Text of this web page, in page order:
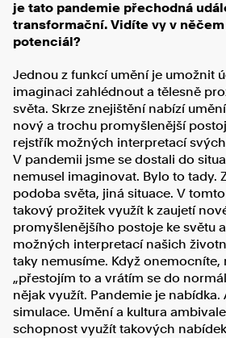
je tato pandemie přechodná
transformační. Vidíte vy v
potenciál?
Jednou z funkcí umění je umožnit
imaginaci zahlédnout a tělesně
světa. Skrze znejištění nabízí
nový a trochu promyšlenější
rejstřík možných interpretací
V pandemii jsme se dostali do
nemusel imaginovat. Bylo to tady.
podoba světa, jiná situace. V
takový prožitek využít k zaujetí
promyšlenějšího postoje ke světu
možných interpretací našich
taky nemusíme. Když onemocníte,
„přestojím to a vrátím se do
nějak využít. Pandemie je
simulace. Umění a kultura
schopnost využít takových